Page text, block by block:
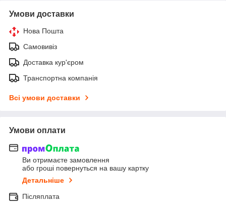
Умови доставки
Нова Пошта
Самовивіз
Доставка кур'єром
Транспортна компанія
Всі умови доставки
Умови оплати
Ви отримаєте замовлення
або гроші повернуться на вашу картку
Детальніше
Післяплата